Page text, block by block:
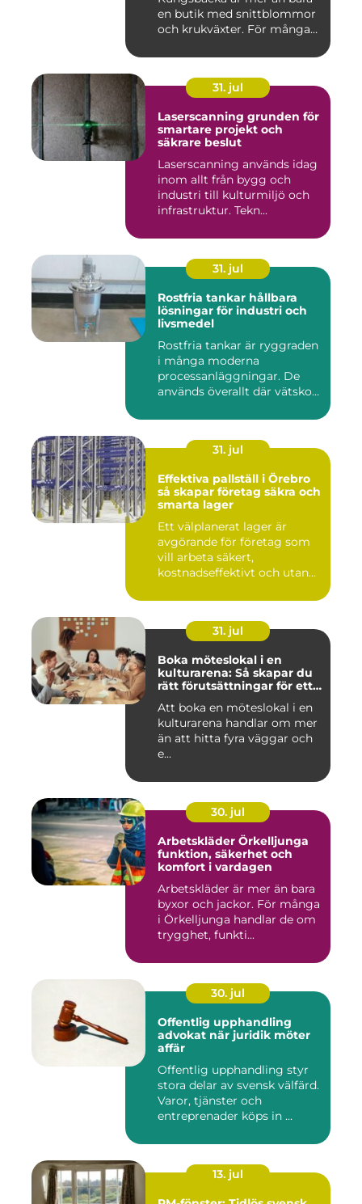
en butik med snittblommor
och krukväxter. För många
31. jul
Laserscanning grunden för
smartare projekt och
säkrare beslut
Laserscanning används idag
inom allt från bygg och
industri till kulturmiljö och
infrastruktur. Tekn...
31. jul
Rostfria tankar hållbara
lösningar för industri och
livsmedel
Rostfria tankar är ryggraden
i många moderna
processanläggningar. De
används överallt där vätskor,
31. jul
Effektiva pallställ i Örebro
så skapar företag säkra och
smarta lager
Ett välplanerat lager är
avgörande för företag som
vill arbeta säkert,
kostnadseffektivt och utan
31. jul
Boka möteslokal i en
kulturarena: Så skapar du
rätt förutsättningar för ett
Att boka en möteslokal i en
kulturarena handlar om mer
än att hitta fyra väggar och
e...
30. jul
Arbetskläder Örkelljunga
funktion, säkerhet och
komfort i vardagen
Arbetskläder är mer än bara
byxor och jackor. För många
i Örkelljunga handlar de om
trygghet, funkti...
30. jul
Offentlig upphandling
advokat när juridik möter
affär
Offentlig upphandling styr
stora delar av svensk välfärd.
Varor, tjänster och
entreprenader köps in ...
13. jul